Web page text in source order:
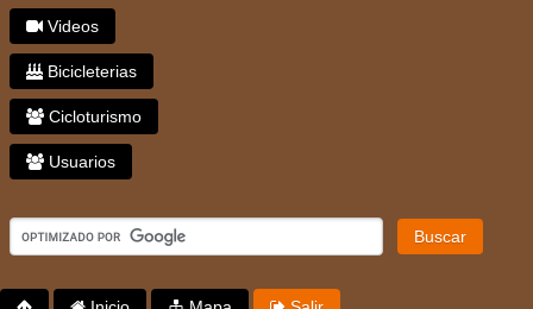
Videos
Bicicleterias
Cicloturismo
Usuarios
Buscar